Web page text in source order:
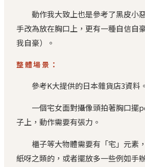
動作我大致上也是參考了黑皮小
手改為放在胸口上，更有一種自信自
我自豪）。
整體場景：
參考K大提供的日本雜貨店3資料。
一個宅女面對攝像頭拍著胸口擺
子上，動作需要有張力。
櫃子等大物體需要有「宅」元素
紙呀之類的，或者擺放多一些例如手